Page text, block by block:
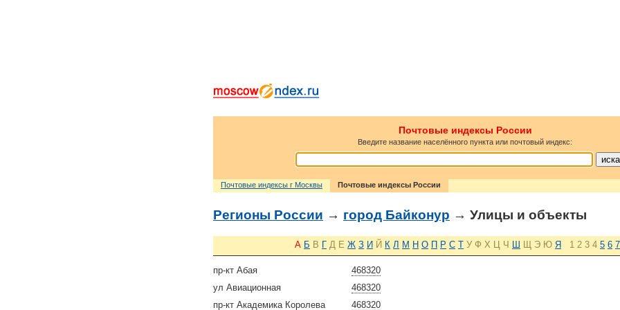
Почтовые индексы России
Введите название населённого пункта или почтовый индекс:
Почтовые индексы г Москвы Почтовые индексы России
Регионы России → город Байконур → Улицы и объекты
А Б В Г Д Е Ж З И Й К Л М Н О П Р С Т У Ф Х Ц Ч Ш Щ Э Ю Я 1 2 3 4 5 6 7
468320
пр-кт Абая
468320
ул Авиационная
468320
пр-кт Академика Королева